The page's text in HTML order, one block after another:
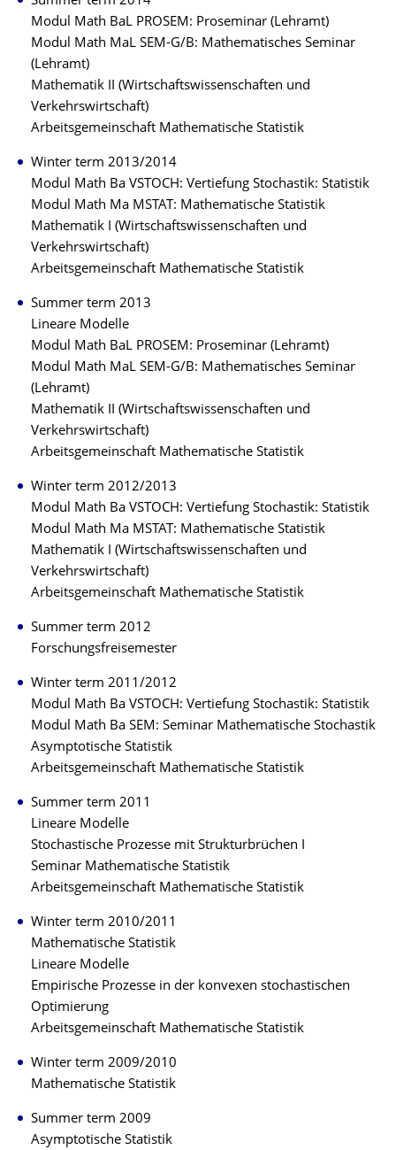
Modul Math BaL PROSEM: Proseminar (Lehramt)
Modul Math MaL SEM-G/B: Mathematisches Seminar
(Lehramt)
Mathematik II (Wirtschaftswissenschaften und
Verkehrswirtschaft)
Arbeitsgemeinschaft Mathematische Statistik
Winter term 2013/2014
Modul Math Ba VSTOCH: Vertiefung Stochastik: Statistik
Modul Math Ma MSTAT: Mathematische Statistik
Mathematik I (Wirtschaftswissenschaften und
Verkehrswirtschaft)
Arbeitsgemeinschaft Mathematische Statistik
Summer term 2013
Lineare Modelle
Modul Math BaL PROSEM: Proseminar (Lehramt)
Modul Math MaL SEM-G/B: Mathematisches Seminar
(Lehramt)
Mathematik II (Wirtschaftswissenschaften und
Verkehrswirtschaft)
Arbeitsgemeinschaft Mathematische Statistik
Winter term 2012/2013
Modul Math Ba VSTOCH: Vertiefung Stochastik: Statistik
Modul Math Ma MSTAT: Mathematische Statistik
Mathematik I (Wirtschaftswissenschaften und
Verkehrswirtschaft)
Arbeitsgemeinschaft Mathematische Statistik
Summer term 2012
Forschungsfreisemester
Winter term 2011/2012
Modul Math Ba VSTOCH: Vertiefung Stochastik: Statistik
Modul Math Ba SEM: Seminar Mathematische Stochastik
Asymptotische Statistik
Arbeitsgemeinschaft Mathematische Statistik
Summer term 2011
Lineare Modelle
Stochastische Prozesse mit Strukturbrüchen I
Seminar Mathematische Statistik
Arbeitsgemeinschaft Mathematische Statistik
Winter term 2010/2011
Mathematische Statistik
Lineare Modelle
Empirische Prozesse in der konvexen stochastischen
Optimierung
Arbeitsgemeinschaft Mathematische Statistik
Winter term 2009/2010
Mathematische Statistik
Summer term 2009
Asymptotische Statistik